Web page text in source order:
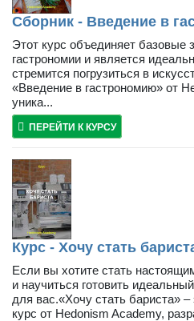
Сборник - Введение в
Этот курс объединяет базовые
гастрономии и является
стремится погрузиться в
«Введение в гастрономию» от
уника...
ПЕРЕЙТИ К КУРСУ
Курс - Хочу стать
Если вы хотите стать
и научиться готовить
для вас.«Хочу стать бариста»
курс от Hedonism Academy,